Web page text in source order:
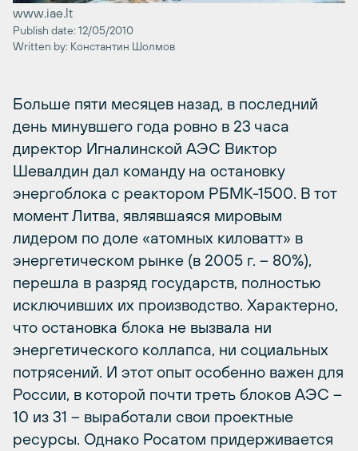
www.iae.lt
Publish date: 12/05/2010
Written by: Константин Шолмов
Больше пяти месяцев назад, в последний
день минувшего года ровно в 23 часа
директор Игналинской АЭС Виктор
Шевалдин дал команду на остановку
энергоблока с реактором РБМК-1500. В тот
момент Литва, являвшаяся мировым
лидером по доле «атомных киловатт» в
энергетическом рынке (в 2005 г. – 80%),
перешла в разряд государств, полностью
исключивших их производство. Характерно,
что остановка блока не вызвала ни
энергетического коллапса, ни социальных
потрясений. И этот опыт особенно важен для
России, в которой почти треть блоков АЭС –
10 из 31 – выработали свои проектные
ресурсы. Однако Росатом придерживается